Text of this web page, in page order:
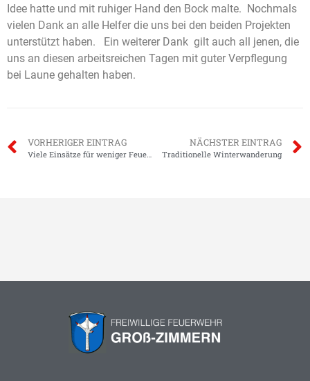
Idee hatte und mit ruhiger Hand den Bock malte. Nochmals
vielen Dank an alle Helfer die uns bei den beiden Projekten
unterstützt haben. Ein weiterer Dank gilt auch all jenen, die
uns an diesen arbeitsreichen Tagen mit guter Verpflegung
bei Laune gehalten haben.
VORHERIGER EINTRAG
Viele Einsätze für weniger Feuerwehrleute
NÄCHSTER EINTRAG
Traditionelle Winterwanderung